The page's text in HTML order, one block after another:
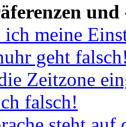
und
meine
geht
Zeitzone
falsch!